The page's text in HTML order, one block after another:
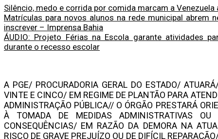
Silêncio, medo e corrida por comida marcam a
Matrículas para novos alunos na rede municipal abrem
inscrever – Imprensa Bahia
ÁUDIO: Projeto Férias na Escola garante atividades
durante o recesso escolar
A PGE/ PROCURADORIA GERAL DO ESTADO/
VINTE E CINCO/ EM REGIME DE PLANTÃO PARA
ADMINISTRAÇÃO PÚBLICA// O ÓRGÃO PRESTARÁ
À TOMADA DE MEDIDAS ADMINISTRATIVAS OU
CONSEQUÊNCIAS/ EM RAZÃO DA DEMORA NA
RISCO DE GRAVE PREJUÍZO OU DE DIFÍCIL